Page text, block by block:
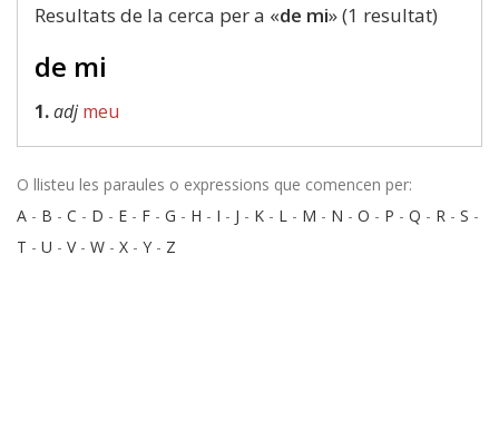
Resultats de la cerca per a «de mi» (1 resultat)
de mi
1.adj meu
O llisteu les paraules o expressions que comencen per:
A - B - C - D - E - F - G - H - I - J - K - L - M - N - O - P - Q - R - S -
T - U - V- W - X - Y - Z